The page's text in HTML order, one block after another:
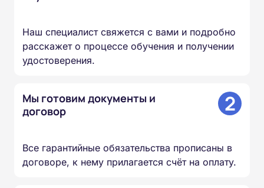
Наш специалист свяжется с вами и подробно
расскажет о процессе обучения и получении
удостоверения.
Мы готовим документы и
договор
2
Все гарантийные обязательства прописаны в
договоре, к нему прилагается счёт на оплату.